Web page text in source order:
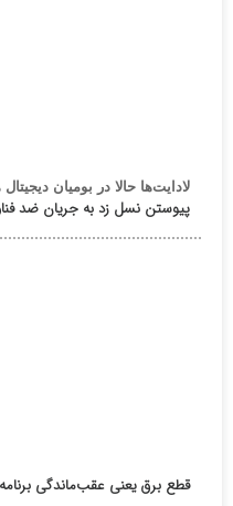
لادایت‌ها حالا در بومیان
پیوستن نسل زد به جریان ضد
قطع برق یعنی عقب‌ماندگی